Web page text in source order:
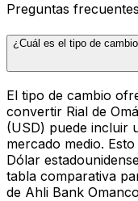
Preguntas frecuentes
¿Cuál es el tipo de
El tipo de cambio
convertir Rial de
(USD) puede incluir
mercado medio.
Dólar
tabla comparativa
de Ahli Bank